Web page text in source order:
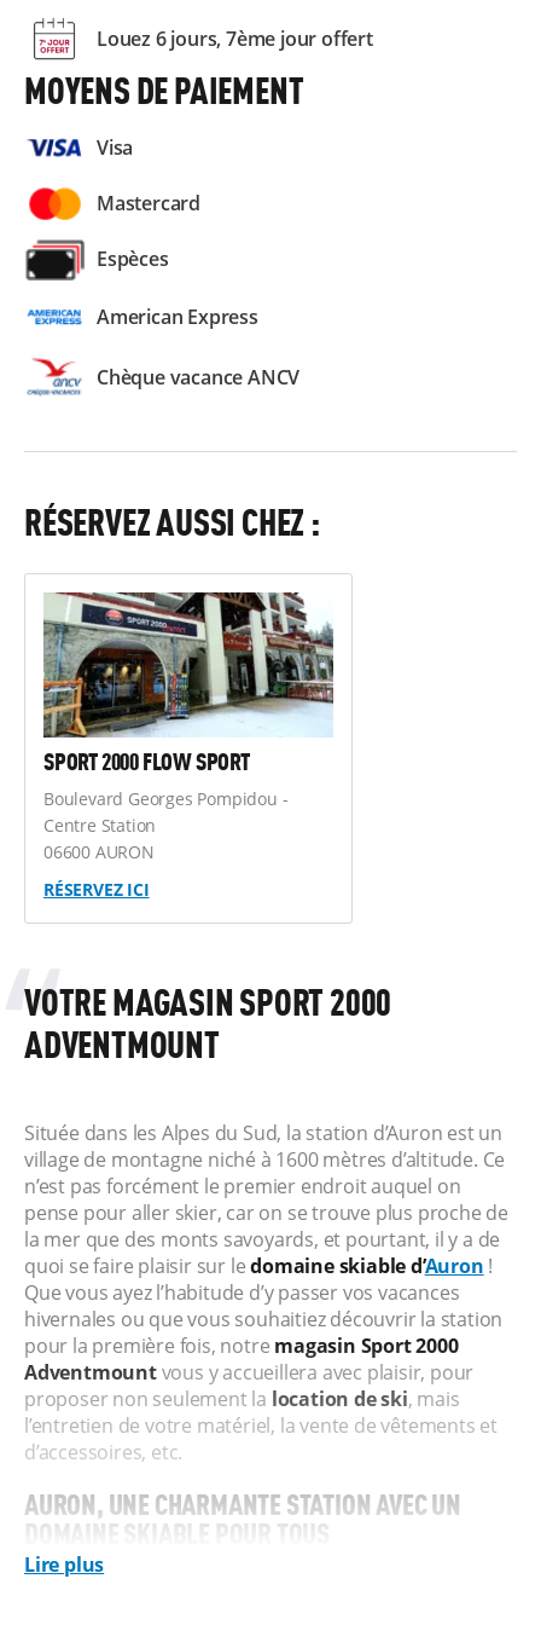
Louez 6 jours, 7ème jour offert
MOYENS DE PAIEMENT
Visa
Mastercard
Espèces
American Express
Chèque vacance ANCV
RÉSERVEZ AUSSI CHEZ :
SPORT 2000 FLOW SPORT
Boulevard Georges Pompidou -
Centre Station
06600 AURON
RÉSERVEZ ICI
VOTRE MAGASIN SPORT 2000
ADVENTMOUNT
Située dans les Alpes du Sud, la station d’Auron est un
village de montagne niché à 1600 mètres d’altitude. Ce
n’est pas forcément le premier endroit auquel on
pense pour aller skier, car on se trouve plus proche de
la mer que des monts savoyards, et pourtant, il y a de
quoi se faire plaisir sur ledomaine skiable d’Auron !
Que vous ayez l’habitude d’y passer vos vacances
hivernales ou que vous souhaitiez découvrir la station
pour la première fois, notre magasin Sport 2000
Adventmountvous y accueillera avec plaisir, pour
proposer non seulement la location de ski, mais
l’entretien de votre matériel, la vente de vêtements et
d’accessoires, etc.
AURON, UNE CHARMANTE STATION AVEC UN
DOMAINE SKIABLE POUR TOUS
Qu’importe que vous veniez en famille, avec des amis
Lire plus